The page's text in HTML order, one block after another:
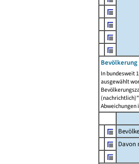
In bundesweit
ausgewählt
Abweichungen
Davon